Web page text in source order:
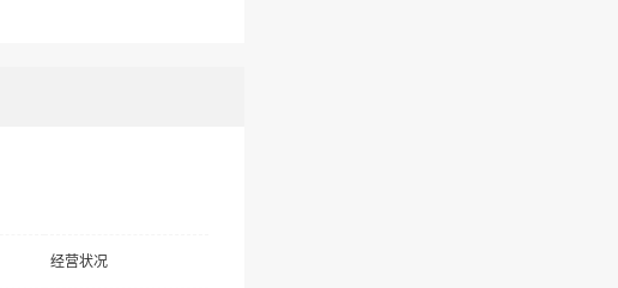
经营状况